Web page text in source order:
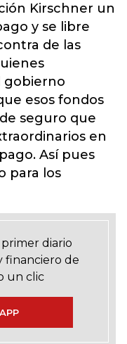
Kirschner un
y se libre
de las
gobierno
esos fondos
seguro que
en
Así pues
para los
diario
financiero de
un clic